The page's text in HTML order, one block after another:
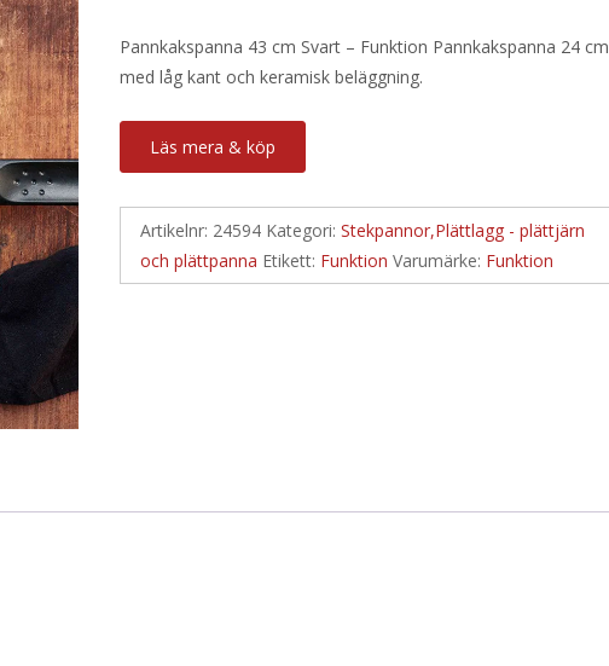
Pannkakspanna 43 cm Svart – Funktion Pannkakspanna 24 cm
med låg kant och keramisk beläggning.
Läs mera & köp
Artikelnr: 24594 Kategori:Stekpannor,Plättlagg - plättjärn
och plättpanna Etikett: Funktion Varumärke: Funktion